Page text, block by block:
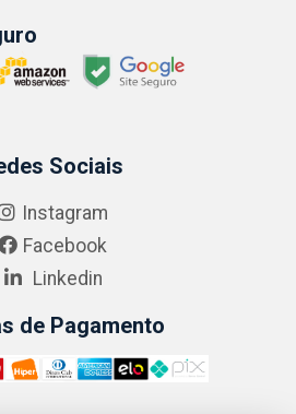
Sociais
Instagram
Facebook
Linkedin
de Pagamento